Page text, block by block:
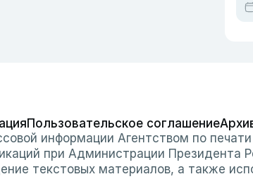
Пользовательское соглашение
информации Агентством по
при Администрации Президента
текстовых материалов, а также